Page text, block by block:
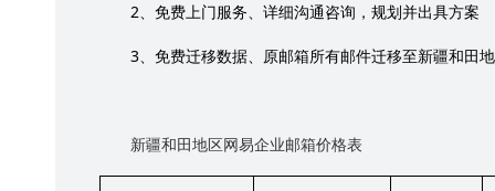
2 、免费上门服务、详细沟通咨询，规划并出具方案
3 、免费迁移数据、原邮箱所有邮件迁移至新疆和田
新疆和田地区网易企业邮箱价格表